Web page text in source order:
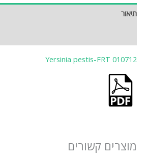
תיאור
Yersinia pestis-FRT 010712
מוצרים קשורים